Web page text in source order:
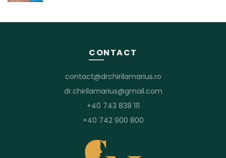
CONTACT
contact@drchirilamarius.ro
dr.chirilamarius@gmail.com
+40 743 838 111
+40 742 900 800